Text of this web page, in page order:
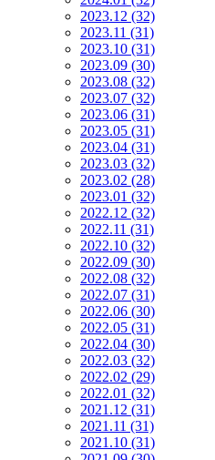
2023.12 (32)
2023.11 (31)
2023.10 (31)
2023.09 (30)
2023.08 (32)
2023.07 (32)
2023.06 (31)
2023.05 (31)
2023.04 (31)
2023.03 (32)
2023.02 (28)
2023.01 (32)
2022.12 (32)
2022.11 (31)
2022.10 (32)
2022.09 (30)
2022.08 (32)
2022.07 (31)
2022.06 (30)
2022.05 (31)
2022.04 (30)
2022.03 (32)
2022.02 (29)
2022.01 (32)
2021.12 (31)
2021.11 (31)
2021.10 (31)